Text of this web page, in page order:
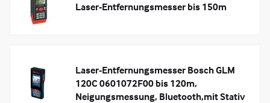
Laser-Entfernungsmesser bis 150m
Laser-Entfernungsmesser Bosch GLM
120C 0601072F00 bis 120m,
Neigungsmessung, Bluetooth,mit Stativ